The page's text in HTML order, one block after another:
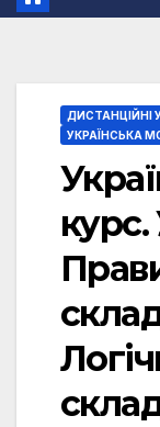
ДИСТАНЦІЙНІ
УКРАЇНСЬКА